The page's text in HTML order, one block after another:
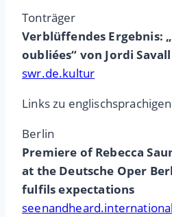
Tonträger
Verblüffendes Ergebnis:
oubliées“ von Jordi Savall
swr.de.kultur
Links zu
Berlin
Premiere of Rebecca
at the Deutsche Oper
fulfils expectations